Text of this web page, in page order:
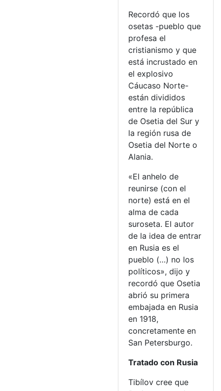
Recordó que los
osetas -pueblo que
profesa el
cristianismo y que
está incrustado en
el explosivo
Cáucaso Norte-
están divididos
entre la república
de Osetia del Sur y
la región rusa de
Osetia del Norte o
Alania.
«El anhelo de
reunirse (con el
norte) está en el
alma de cada
suroseta. El autor
de la idea de entrar
en Rusia es el
pueblo (…) no los
políticos», dijo y
recordó que Osetia
abrió su primera
embajada en Rusia
en 1918,
concretamente en
San Petersburgo.
Tratado con Rusia
Tibílov cree que